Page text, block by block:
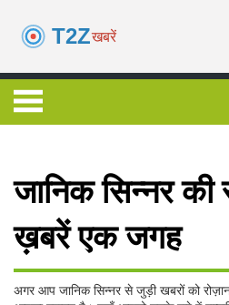
जानिक सिन्नर की
ख़बरें एक जगह
अगर आप जानिक सिन्नर से जुड़ी खबरों को